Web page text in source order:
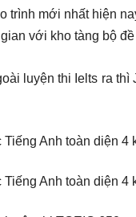
trình mới nhất hiện
với kho tàng bộ
luyện thi Ielts ra
Tiếng Anh toàn diện 4
Tiếng Anh toàn diện 4